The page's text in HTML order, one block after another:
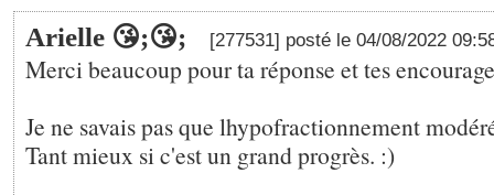
Arielle 😘;😘; [277531] posté le 04/08/2022
Merci beaucoup pour ta réponse et tes
Je ne savais pas que lhypofractionnement
Tant mieux si c'est un grand progrès. :)